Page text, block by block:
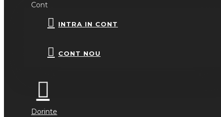
Cont
INTRA IN CONT
CONT NOU
Dorinte